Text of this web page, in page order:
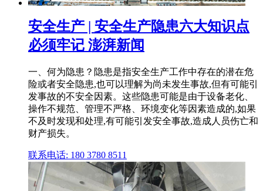
安全生产 | 安全生产隐患六大知识点
必须牢记 澎湃新闻
一、何为隐患？隐患是指安全生产工作中存在的潜在危
险或者安全隐患,也可以理解为尚未发生事故,但有可能引
发事故的不安全因素。这些隐患可能是由于设备老化、
操作不规范、管理不严格、环境变化等因素造成的,如果
不及时发现和处理,有可能引发安全事故,造成人员伤亡和
财产损失。
联系电话: 180 3780 8511